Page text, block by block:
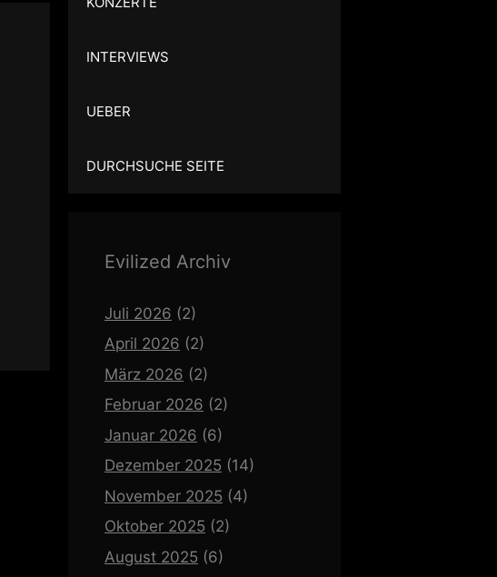
INTERVIEWS
UEBER
DURCHSUCHE SEITE
Evilized Archiv
Juli 2026 (2)
April 2026 (2)
März 2026 (2)
Februar 2026 (2)
Januar 2026 (6)
Dezember 2025 (14)
November 2025 (4)
Oktober 2025 (2)
August 2025 (6)